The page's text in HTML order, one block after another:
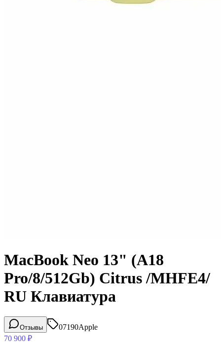
MacBook Neo 13" (A18
Pro/8/512Gb) Citrus /MHFE4/
RU Клавиатура
Отзывы 07190Apple
70 900 ₽